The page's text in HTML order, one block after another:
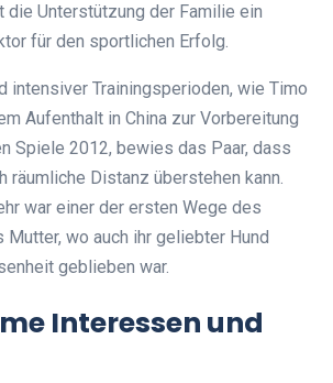
die Unterstützung der Familie ein
für den sportlichen Erfolg.
intensiver Trainingsperioden, wie Timo
Aufenthalt in China zur Vorbereitung
Spiele 2012, bewies das Paar, dass
räumliche Distanz überstehen kann.
war einer der ersten Wege des
Mutter, wo auch ihr geliebter Hund
geblieben war.
Interessen und